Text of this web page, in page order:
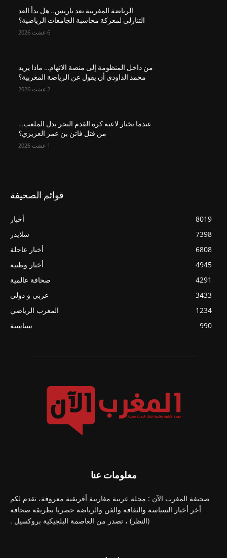
الرياضة المغربية بعد باريس.. هل بدأ العد
التنازلي لمعركة محاسبة الجامعات الرياضية؟
6 غشت 2026
من داخل المنظومة إلى منصة الاتهام… ماذا يريد
محمد الداودي أن يقول عن الرياضة المغربية؟
2 غشت 2026
عندما تختار لاعبة كرة القدم البحر بدل الملعب…
من قتل فاتن بن عمر العزيزي؟
1 غشت 2026
قوائم الصحيفة
أخبار
8019
سلايدر
7398
أخبار عاجلة
6808
أخبار وطنية
4945
صحافة عالمية
4291
عربي و دولي
3433
المغرب الرياضي
1234
سياسية
990
معلومات عنا
صحيفة المغرب الآن : مجلة عربية مغاربية أفريقية معروفة، تقدم لكم
أخر أخبار السياسة والثقافة والفن والرياضة حصريا بطريقة صحافة
(النظر) ، تصدر من العاصمة البلجيكية بروكسيل .